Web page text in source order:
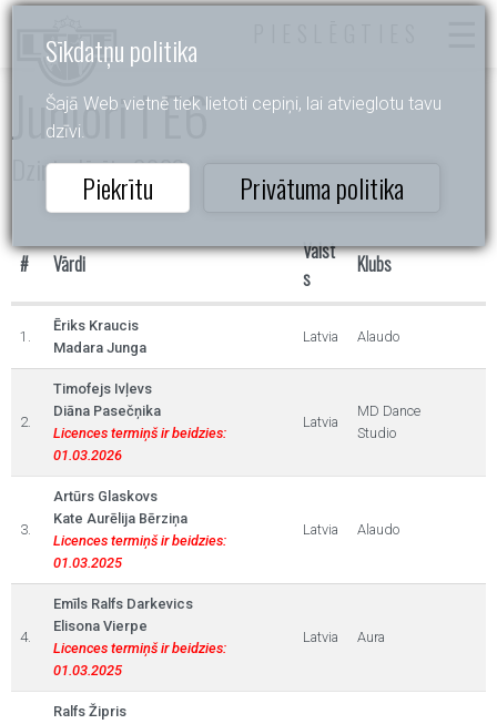
Sīkdatņu politika
Šajā Web vietnē tiek lietoti cepiņi, lai atvieglotu tavu
dzīvi.
Piekrītu Privātuma politika
Juniori I E6
Dzintarlāsīte 2023
# Vārdi
Valst
s
Klubs
1.
Ēriks Kraucis
Madara Junga
Latvia Alaudo
2.
Timofejs Ivļevs
Diāna Pasečņika
Licences termiņš ir beidzies:
01.03.2026
Latvia
MD Dance
Studio
3.
Artūrs Glaskovs
Kate Aurēlija Bērziņa
Licences termiņš ir beidzies:
01.03.2025
Latvia Alaudo
4.
Emīls Ralfs Darkevics
Elisona Vierpe
Licences termiņš ir beidzies:
01.03.2025
Latvia Aura
Ralfs Žipris